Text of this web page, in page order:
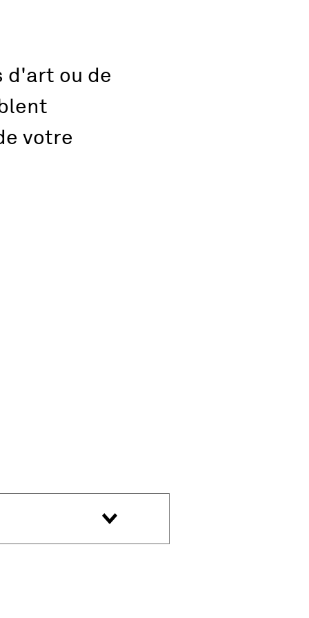
d'art ou de
votre